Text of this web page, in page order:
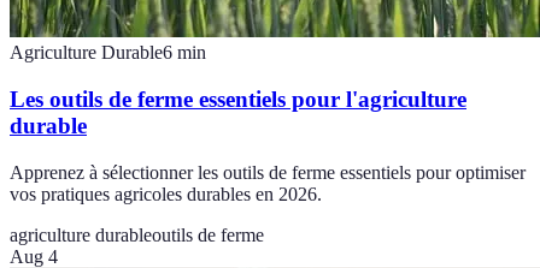
Agriculture Durable6 min
Les outils de ferme essentiels pour l'agriculture
durable
Apprenez à sélectionner les outils de ferme essentiels pour optimiser
vos pratiques agricoles durables en 2026.
agriculture durableoutils de ferme
Aug 4